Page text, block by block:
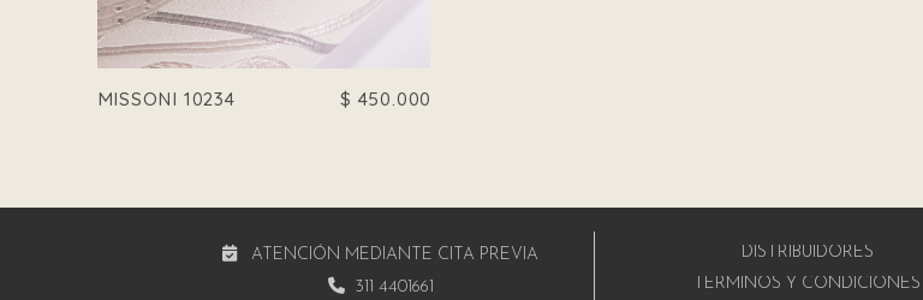
MISSONI 10234 $ 450.000
ATENCIÓN MEDIANTE CITA PREVIA
311 4401661
DISTRIBUIDORES
TÉRMINOS Y CONDICIONES